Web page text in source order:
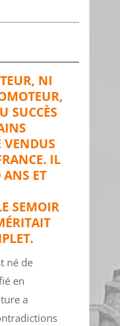
NI
SUCCÈS
VENDUS
IL
ANS ET
SEMOIR
né de
en
a